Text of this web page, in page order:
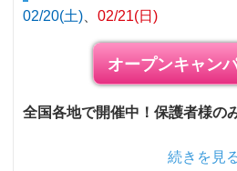
02/20(土)
02/21(日)
オープンキャン
全国各地で開催中！保護者様の
続きを見